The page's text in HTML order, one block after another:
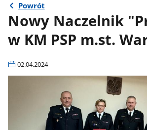
Powrót
Nowy Naczelnik
w KM PSP m.st.
02.04.2024